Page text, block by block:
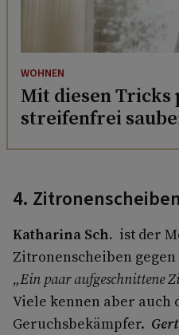
WOHNEN
Mit diesen Tricks
streifenfrei
4.
Katharina Sch. ist der
Zitronenscheiben
„Ein paar aufgeschnittene
Viele kennen aber auch
Geruchsbekämpfer.